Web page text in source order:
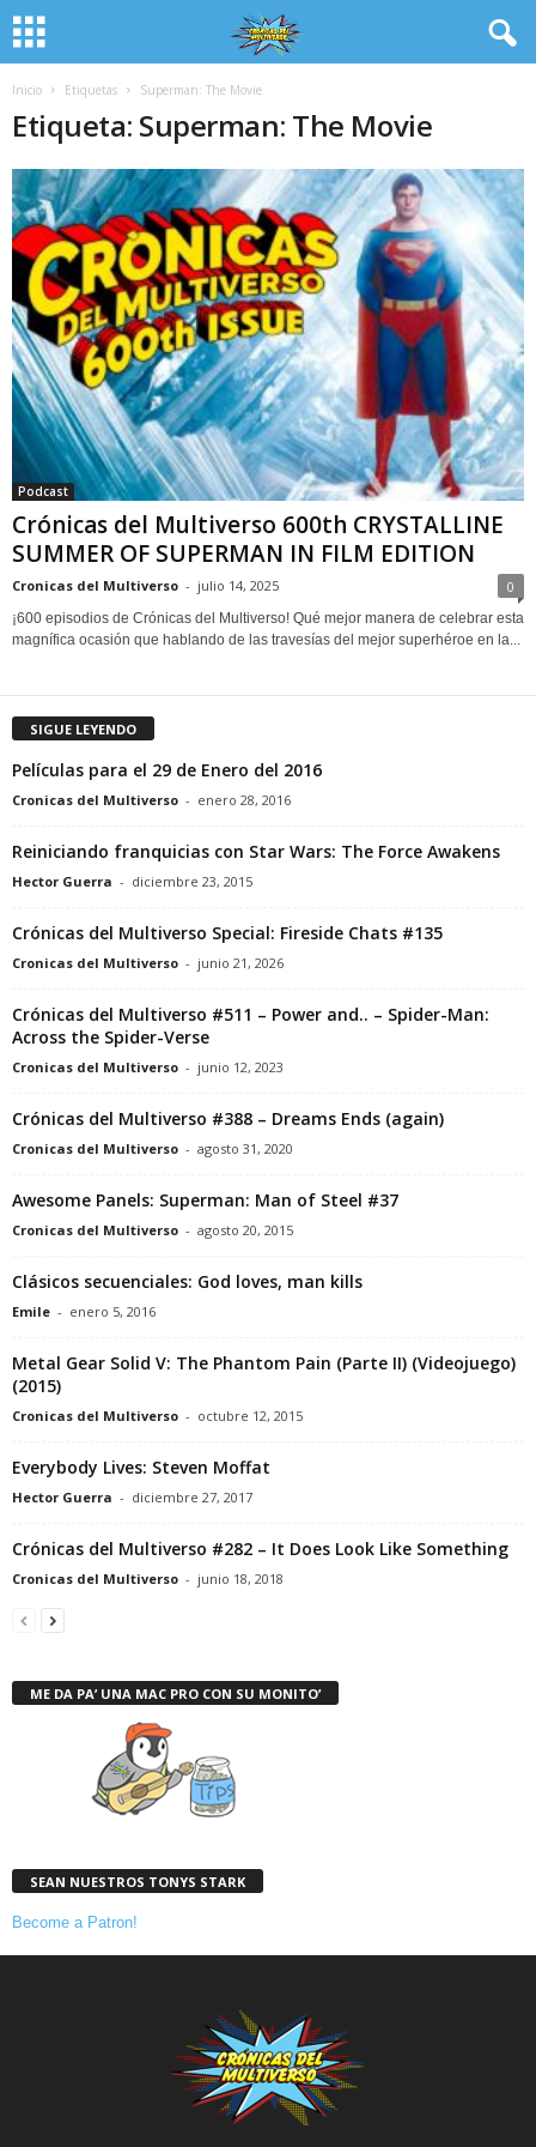
Inicio Etiquetas Superman: The Movie
Etiqueta: Superman: The Movie
Podcast
Crónicas del Multiverso 600th CRYSTALLINE
SUMMER OF SUPERMAN IN FILM EDITION
Cronicas del Multiverso - julio 14, 2025 0
¡600 episodios de Crónicas del Multiverso! Qué mejor manera de celebrar esta
magnífica ocasión que hablando de las travesías del mejor superhéroe en la...
SIGUE LEYENDO
Películas para el 29 de Enero del 2016
Cronicas del Multiverso - enero 28, 2016
Reiniciando franquicias con Star Wars: The Force Awakens
Hector Guerra - diciembre 23, 2015
Crónicas del Multiverso Special: Fireside Chats #135
Cronicas del Multiverso - junio 21, 2026
Crónicas del Multiverso #511 – Power and.. – Spider-Man:
Across the Spider-Verse
Cronicas del Multiverso - junio 12, 2023
Crónicas del Multiverso #388 – Dreams Ends (again)
Cronicas del Multiverso - agosto 31, 2020
Awesome Panels: Superman: Man of Steel #37
Cronicas del Multiverso - agosto 20, 2015
Clásicos secuenciales: God loves, man kills
Emile - enero 5, 2016
Metal Gear Solid V: The Phantom Pain (Parte II) (Videojuego)
(2015)
Cronicas del Multiverso - octubre 12, 2015
Everybody Lives: Steven Moffat
Hector Guerra - diciembre 27, 2017
Crónicas del Multiverso #282 – It Does Look Like Something
Cronicas del Multiverso - junio 18, 2018
ME DA PA’ UNA MAC PRO CON SU MONITO’
SEAN NUESTROS TONYS STARK
Become a Patron!